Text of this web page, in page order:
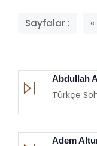
Sayfalar : «
Abdullah
Türkçe
Adem